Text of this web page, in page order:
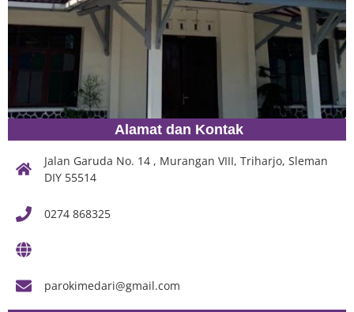
Alamat dan Kontak
Jalan Garuda No. 14 , Murangan VIII, Triharjo, Sleman
DIY 55514
0274 868325
parokimedari@gmail.com